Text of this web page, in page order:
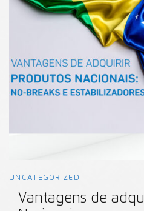
UNCATEGORIZED
Vantagens de